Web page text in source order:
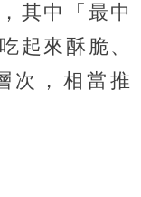
其中「最中
起來酥脆、
次，相當推